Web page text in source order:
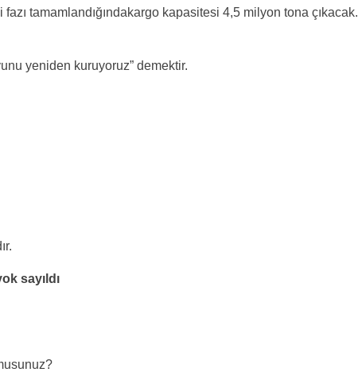
tamamlandığındakargo kapasitesi 4,5 milyon tona çıkacak.
yeniden kuruyoruz” demektir.
sayıldı